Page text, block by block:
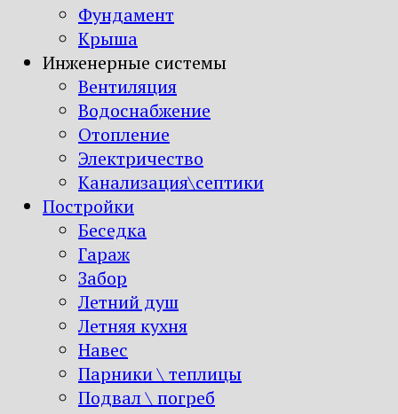
Фундамент
Крыша
Инженерные системы
Вентиляция
Водоснабжение
Отопление
Электричество
Канализация\септики
Постройки
Беседка
Гараж
Забор
Летний душ
Летняя кухня
Навес
Парники \ теплицы
Подвал \ погреб